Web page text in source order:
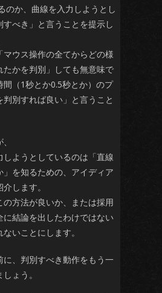
のか、曲線を入力しようとし
すべき」と言うことを提示し
マウス操作の全てからどの様
たかを判別」しても無意味で
間（1秒とか0.5秒とか）のプ
判別すれば良い」と言うこと
しようとしているのは「直線
」を知るための、アイディア
します。
の方法が良いか、または採用
に結論を出したわけではない
いことにします。
に、判別すべき動作をもう一
ょう。